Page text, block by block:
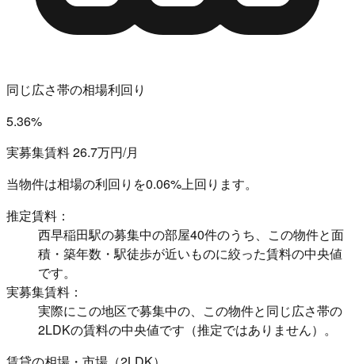
同じ広さ帯の相場利回り
5.36%
実募集賃料 26.7万円/月
当物件は相場の利回りを0.06%上回ります。
推定賃料：
西早稲田駅の募集中の部屋40件のうち、この物件と面
積・築年数・駅徒歩が近いものに絞った賃料の中央値
です。
実募集賃料：
実際にこの地区で募集中の、この物件と同じ広さ帯の
2LDKの賃料の中央値です（推定ではありません）。